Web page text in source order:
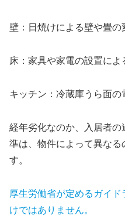
壁：日焼けによる壁や畳
床：家具や家電の設置に
キッチン：冷蔵庫うら面の
経年劣化なのか、入居者
準は、物件によって異な
す。
厚生労働省が定めるガイ
けではありません。